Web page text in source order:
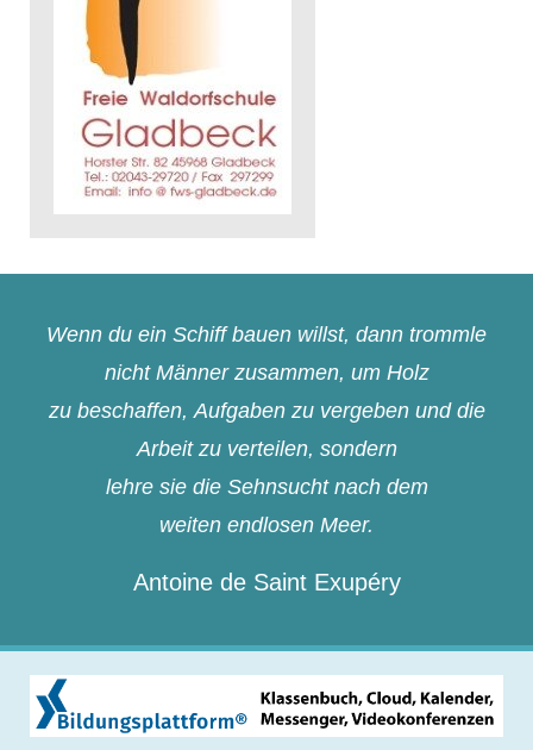
Wenn du ein Schiff bauen willst, dann trommle
nicht Männer zusammen, um Holz
zu beschaffen, Aufgaben zu vergeben und die
Arbeit zu verteilen, sondern
lehre sie die Sehnsucht nach dem
weiten endlosen Meer.
Antoine de Saint Exupéry